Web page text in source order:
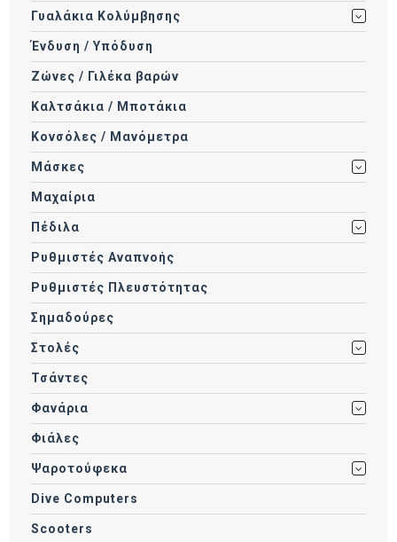
Γυαλάκια Κολύμβησης
Ένδυση / Υπόδυση
Ζώνες / Γιλέκα βαρών
Καλτσάκια / Μποτάκια
Κονσόλες / Μανόμετρα
Μάσκες
Μαχαίρια
Πέδιλα
Ρυθμιστές Αναπνοής
Ρυθμιστές Πλευστότητας
Σημαδούρες
Στολές
Τσάντες
Φανάρια
Φιάλες
Ψαροτούφεκα
Dive Computers
Scooters